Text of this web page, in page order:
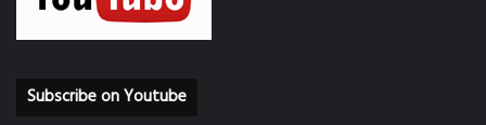
Subscribe on Youtube